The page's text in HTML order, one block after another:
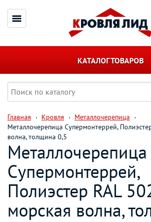
КАТАЛОГ ТОВАРОВ
Главная Кровля
Металлочерепица
Металлочерепица Супермонтеррей,
волна, толщина 0,5
Металлочерепица
Супермонтеррей,
Полиэстер RAL
морская волна,